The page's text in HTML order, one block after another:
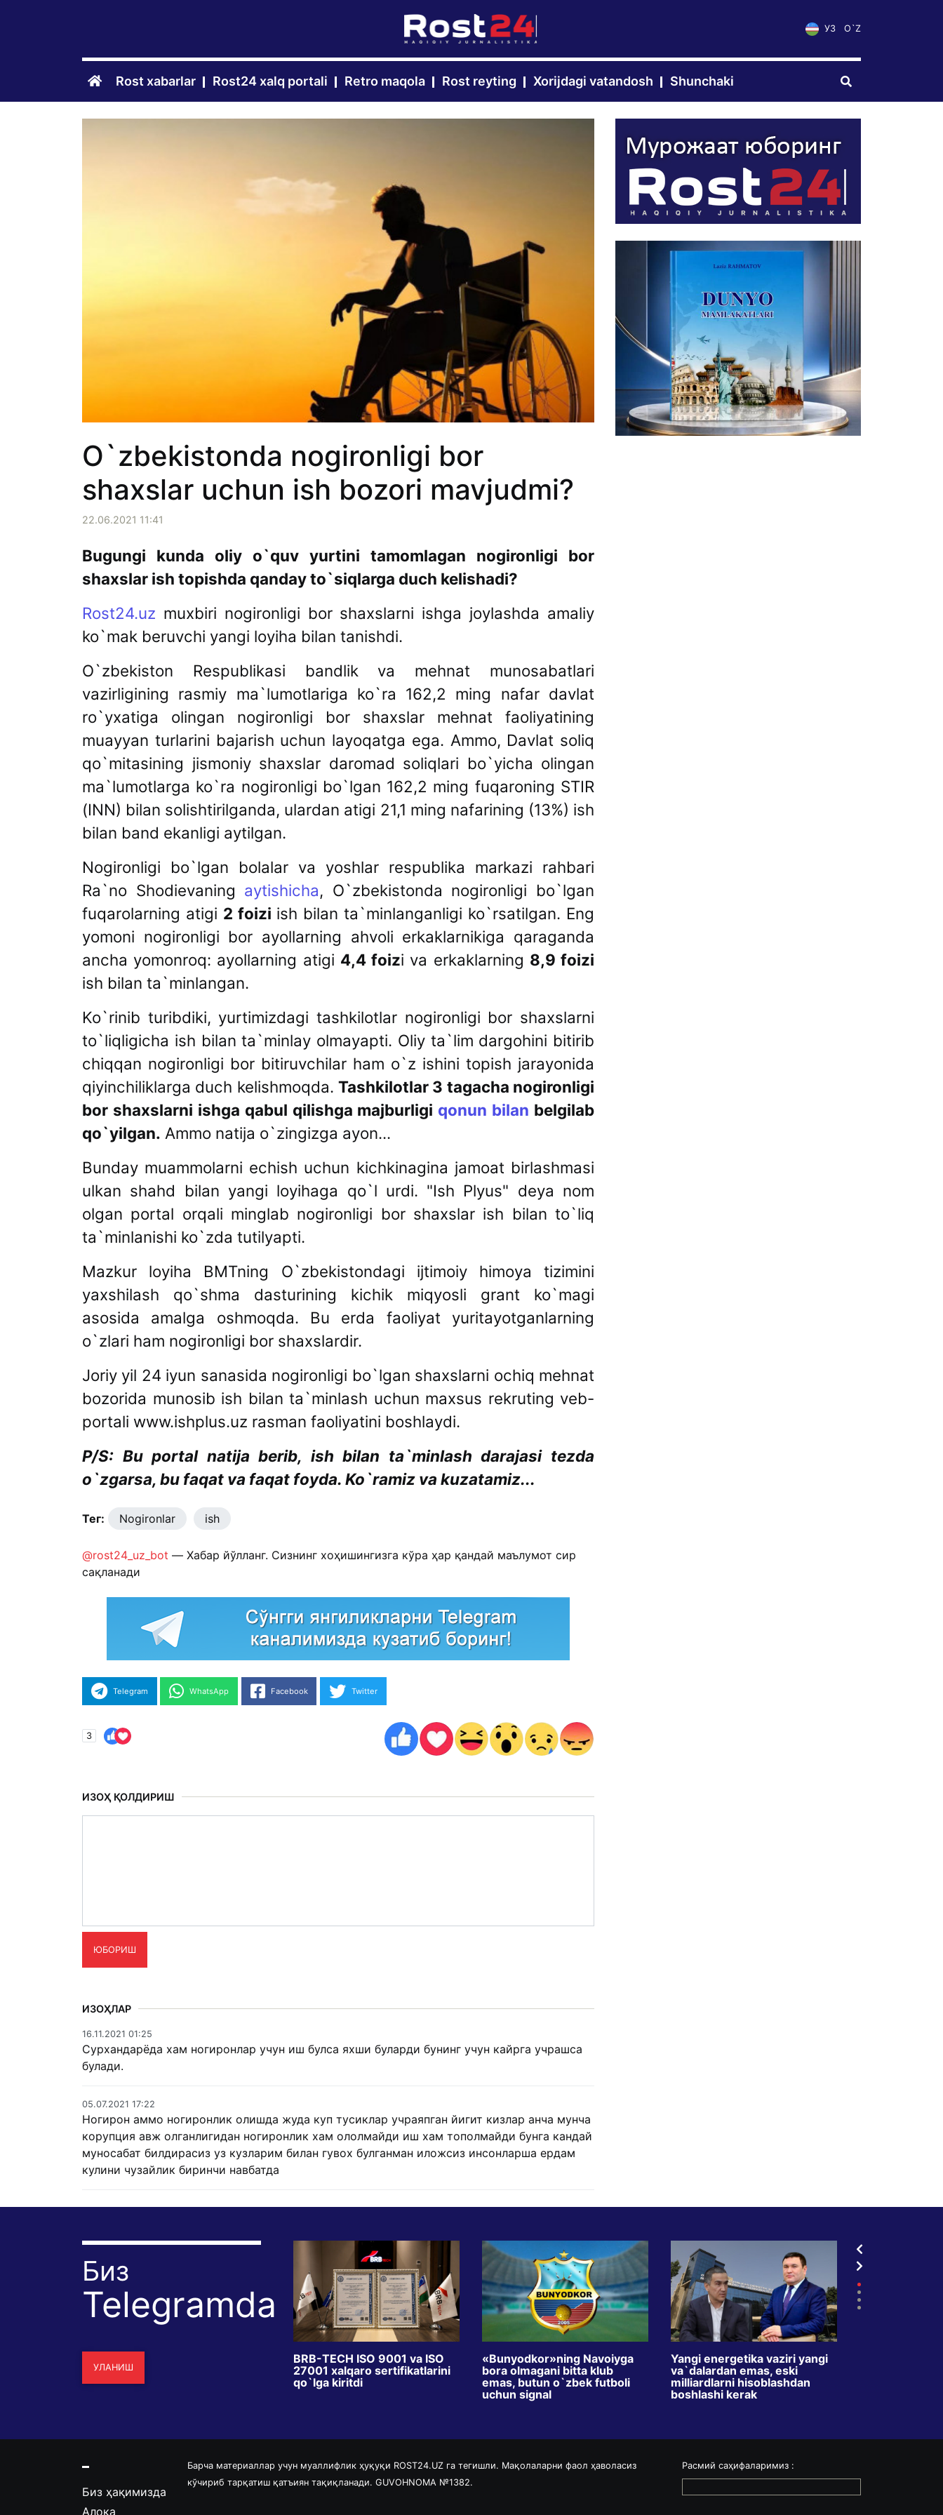
УЗ O`Z
Rost xabarlar Rost24 xalq portali Retro maqola Rost reyting Xorijdagi vatandosh Shunchaki
O`zbekistonda nogironligi bor
shaxslar uchun ish bozori mavjudmi?
22.06.2021 11:41
Bugungi kunda oliy o`quv yurtini tamomlagan nogironligi bor
shaxslar ish topishda qanday to`siqlarga duch kelishadi?
Rost24.uz muxbiri nogironligi bor shaxslarni ishga joylashda amaliy
ko`mak beruvchi yangi loyiha bilan tanishdi.
O`zbekiston Respublikasi bandlik va mehnat munosabatlari
vazirligining rasmiy ma`lumotlariga ko`ra 162,2 ming nafar davlat
ro`yxatiga olingan nogironligi bor shaxslar mehnat faoliyatining
muayyan turlarini bajarish uchun layoqatga ega. Ammo, Davlat soliq
qo`mitasining jismoniy shaxslar daromad soliqlari bo`yicha olingan
ma`lumotlarga ko`ra nogironligi bo`lgan 162,2 ming fuqaroning STIR
(INN) bilan solishtirilganda, ulardan atigi 21,1 ming nafarining (13%) ish
bilan band ekanligi aytilgan.
Nogironligi bo`lgan bolalar va yoshlar respublika markazi rahbari
Ra`no Shodievaning aytishicha, O`zbekistonda nogironligi bo`lgan
fuqarolarning atigi 2 foizi ish bilan ta`minlanganligi ko`rsatilgan. Eng
yomoni nogironligi bor ayollarning ahvoli erkaklarnikiga qaraganda
ancha yomonroq: ayollarning atigi 4,4 foizi va erkaklarning 8,9 foizi
ish bilan ta`minlangan.
Ko`rinib turibdiki, yurtimizdagi tashkilotlar nogironligi bor shaxslarni
to`liqligicha ish bilan ta`minlay olmayapti. Oliy ta`lim dargohini bitirib
chiqqan nogironligi bor bitiruvchilar ham o`z ishini topish jarayonida
qiyinchiliklarga duch kelishmoqda. Tashkilotlar 3 tagacha nogironligi
bor shaxslarni ishga qabul qilishga majburligi qonun bilan belgilab
qo`yilgan. Ammo natija o`zingizga ayon...
Bunday muammolarni echish uchun kichkinagina jamoat birlashmasi
ulkan shahd bilan yangi loyihaga qo`l urdi. "Ish Plyus" deya nom
olgan portal orqali minglab nogironligi bor shaxslar ish bilan to`liq
ta`minlanishi ko`zda tutilyapti.
Mazkur loyiha BMTning O`zbekistondagi ijtimoiy himoya tizimini
yaxshilash qo`shma dasturining kichik miqyosli grant ko`magi
asosida amalga oshmoqda. Bu erda faoliyat yuritayotganlarning
o`zlari ham nogironligi bor shaxslardir.
Joriy yil 24 iyun sanasida nogironligi bo`lgan shaxslarni ochiq mehnat
bozorida munosib ish bilan ta`minlash uchun maxsus rekruting veb-
portali www.ishplus.uz rasman faoliyatini boshlaydi.
P/S: Bu portal natija berib, ish bilan ta`minlash darajasi tezda
o`zgarsa, bu faqat va faqat foyda. Ko`ramiz va kuzatamiz...
Тег: Nogironlar ish
@rost24_uz_bot — Хабар йўлланг. Сизнинг хоҳишингизга кўра ҳар қандай маълумот сир
сақланади
Telegram WhatsApp Facebook Twitter
3
ИЗОҲ ҚОЛДИРИШ
ЮБОРИШ
ИЗОҲЛАР
16.11.2021 01:25
Сурхандарёда хам ногиронлар учун иш булса яхши буларди бунинг учун кайрга учрашса
булади.
05.07.2021 17:22
Ногирон аммо ногиронлик олишда жуда куп тусиклар учраяпган йигит кизлар анча мунча
корупция авж олганлигидан ногиронлик хам ололмайди иш хам тополмайди бунга кандай
муносабат билдирасиз уз кузларим билан гувох булганман иложсиз инсонларша ердам
кулини чузайлик биринчи навбатда
Биз
Telegramda
УЛАНИШ
Yaponiya nega omon qoldi,
Venesuela nega vayron
BRB-TECH ISO 9001 va ISO
27001 xalqaro sertifikatlarini
qo`lga kiritdi
«Bunyodkor»ning Navoiyga
bora olmagani bitta klub
emas, butun o`zbek futboli
uchun signal
Yangi energetika vaziri yangi
va`dalardan emas, eski
milliardlarni hisoblashdan
boshlashi kerak
Биз ҳақимизда
Алоқа
Барча материаллар учун муаллифлик ҳуқуқи ROST24.UZ га тегишли. Мақолаларни фаол ҳаволасиз
кўчириб тарқатиш қатъиян тақиқланади. GUVOHNOMA №1382.
Расмий саҳифаларимиз :